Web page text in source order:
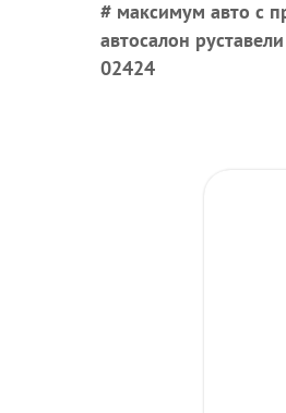
# максимум авто с
автосалон
02424